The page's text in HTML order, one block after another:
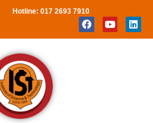
Hotline: 017 2693 7910